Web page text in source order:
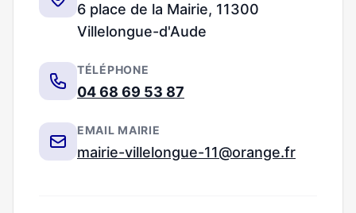
6 place de la Mairie, 11300
Villelongue-d'Aude
TÉLÉPHONE
04 68 69 53 87
EMAIL MAIRIE
mairie-villelongue-11@orange.fr